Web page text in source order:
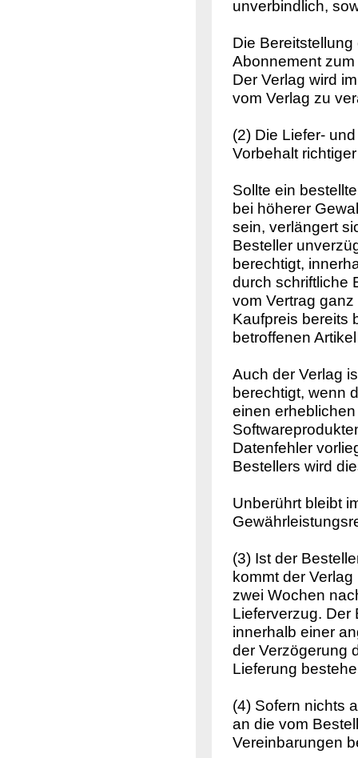
unverbindlich,
Die
Abonnement
Der Verlag wird
vom Verlag zu
(2) Die Liefer-
Vorbehalt
Sollte ein
bei höherer
sein, verlängert
Besteller
berechtigt,
durch schriftliche
vom Vertrag
Kaufpreis bereits
betroffenen
Auch der Verlag
berechtigt, wenn
einen
Datenfehler
Bestellers wird
Unberührt bleibt
(3) Ist der
kommt der
zwei Wochen
Lieferverzug. Der
innerhalb einer
der Verzögerung
Lieferung
(4) Sofern nichts
an die vom
Vereinbarungen